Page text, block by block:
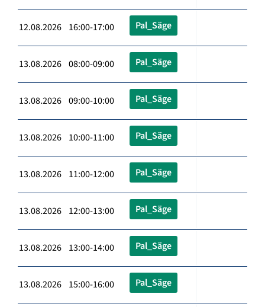
12.08.2026 16:00-17:00 Pal_Säge
13.08.2026 08:00-09:00 Pal_Säge
13.08.2026 09:00-10:00 Pal_Säge
13.08.2026 10:00-11:00 Pal_Säge
13.08.2026 11:00-12:00 Pal_Säge
13.08.2026 12:00-13:00 Pal_Säge
13.08.2026 13:00-14:00 Pal_Säge
13.08.2026 15:00-16:00 Pal_Säge